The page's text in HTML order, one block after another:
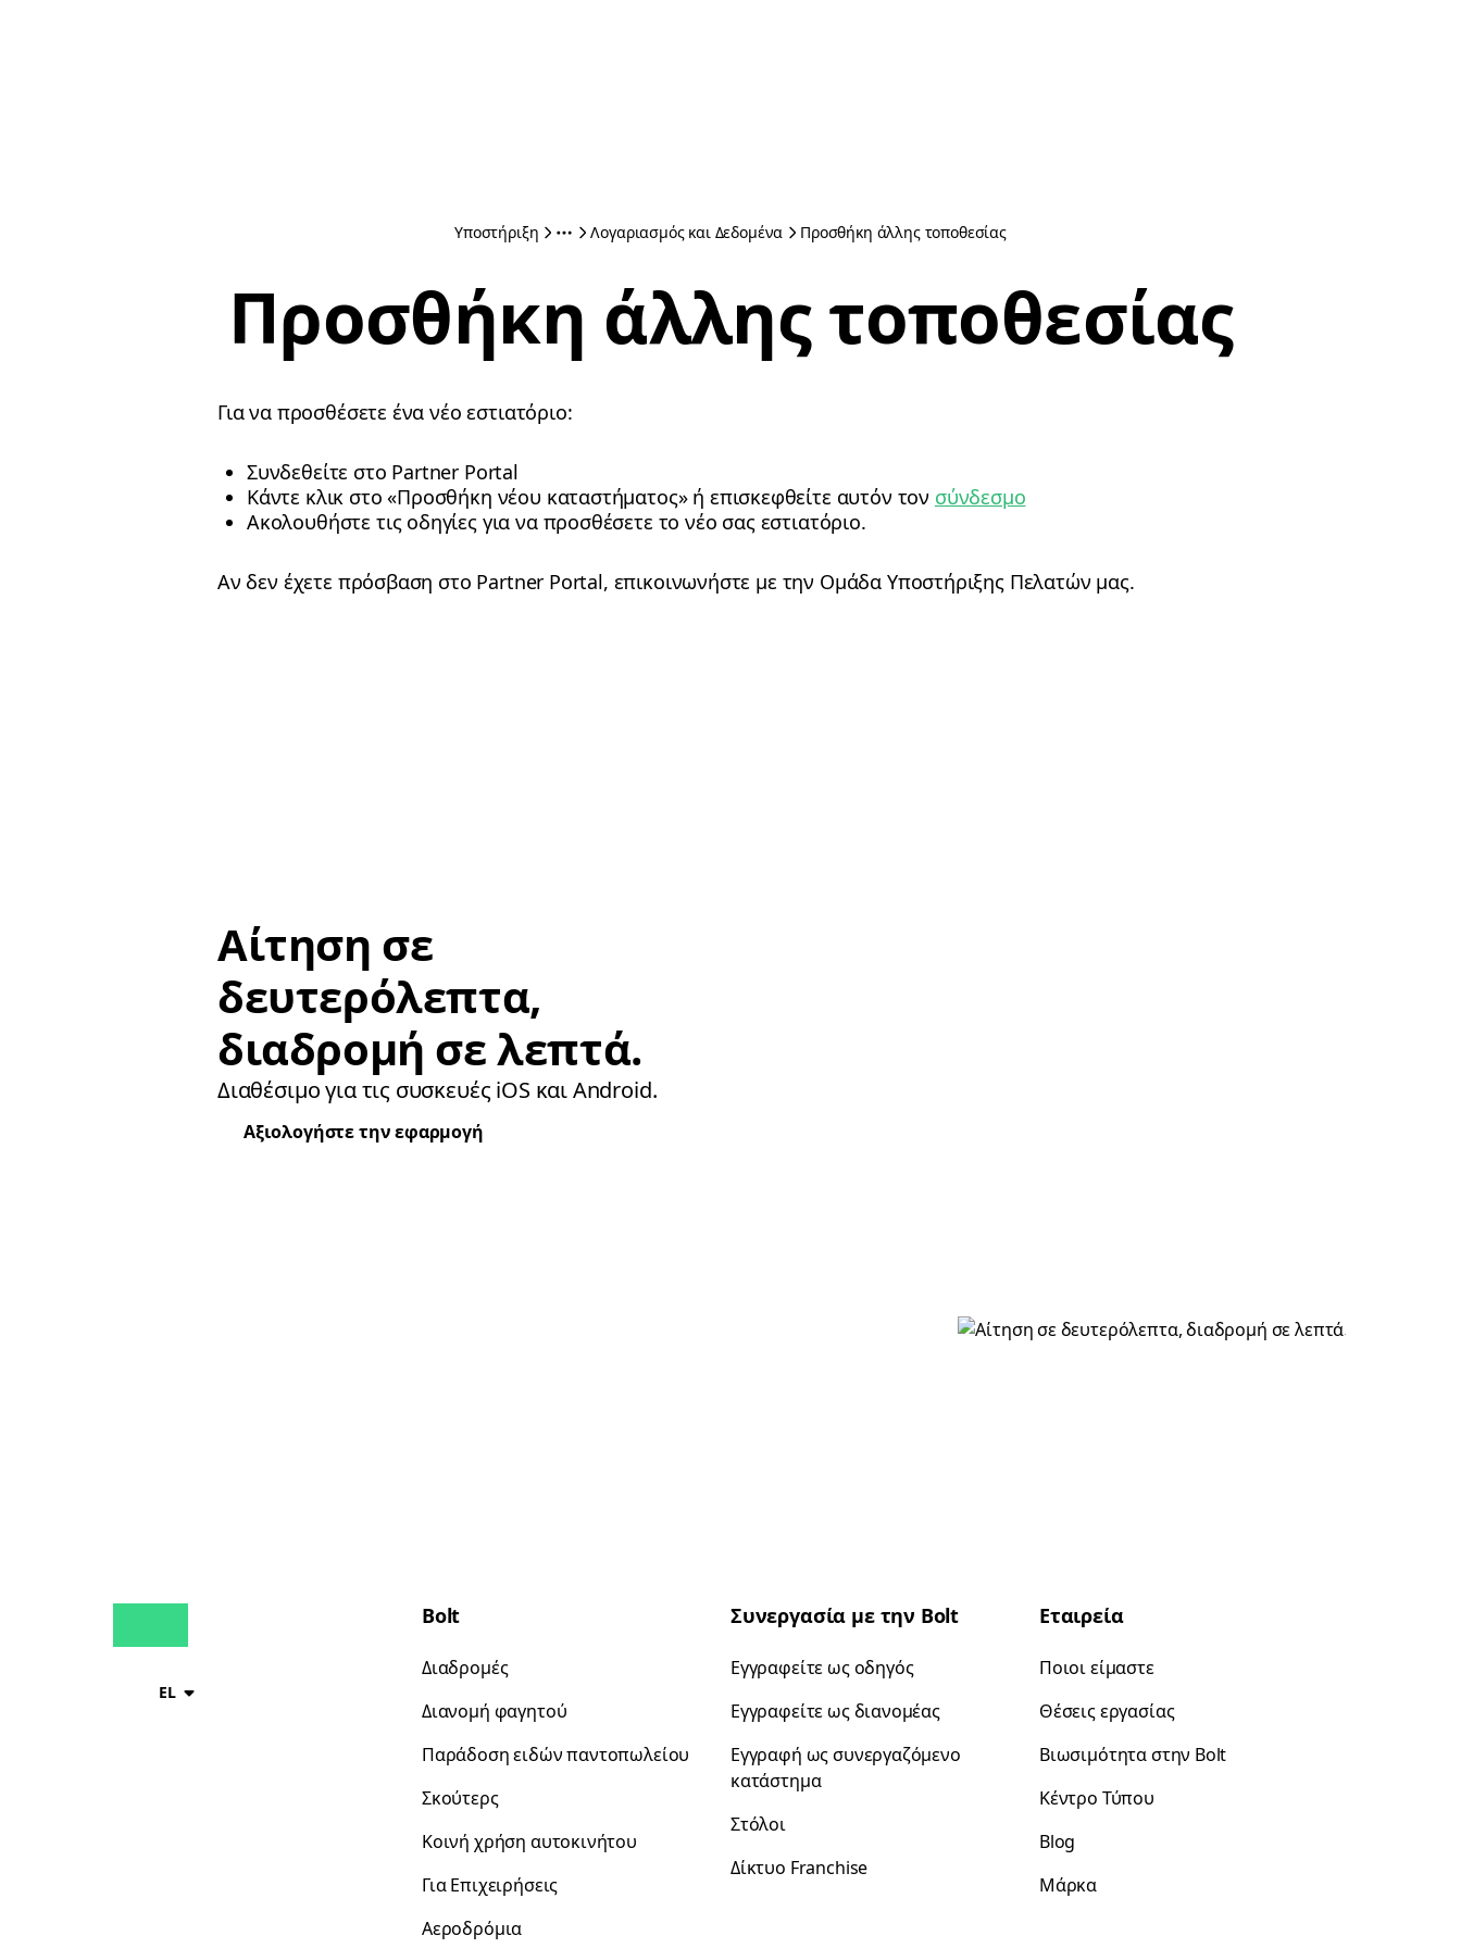
Υποστήριξη Λογαριασμός και Δεδομένα Προσθήκη άλλης τοποθεσίας
Προσθήκη άλλης τοποθεσίας
Για να προσθέσετε ένα νέο εστιατόριο:
Συνδεθείτε στο Partner Portal
Κάντε κλικ στο «Προσθήκη νέου καταστήματος» ή επισκεφθείτε αυτόν τον σύνδεσμο
Ακολουθήστε τις οδηγίες για να προσθέσετε το νέο σας εστιατόριο.
Αν δεν έχετε πρόσβαση στο Partner Portal, επικοινωνήστε με την Ομάδα Υποστήριξης Πελατών μας.
Αίτηση σε
δευτερόλεπτα,
διαδρομή σε λεπτά.
Διαθέσιμο για τις συσκευές iOS και Android.
Αξιολογήστε την εφαρμογή
EL
Bolt
Διαδρομές
Διανομή φαγητού
Παράδοση ειδών παντοπωλείου
Σκούτερς
Κοινή χρήση αυτοκινήτου
Για Επιχειρήσεις
Αεροδρόμια
Συνεργασία με την Bolt
Εγγραφείτε ως οδηγός
Εγγραφείτε ως διανομέας
Εγγραφή ως συνεργαζόμενο
κατάστημα
Στόλοι
Δίκτυο Franchise
Εταιρεία
Ποιοι είμαστε
Θέσεις εργασίας
Βιωσιμότητα στην Bolt
Κέντρο Τύπου
Blog
Μάρκα